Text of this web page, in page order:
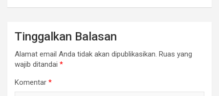
Tinggalkan Balasan
Alamat email Anda tidak akan dipublikasikan. Ruas yang
wajib ditandai *
Komentar *